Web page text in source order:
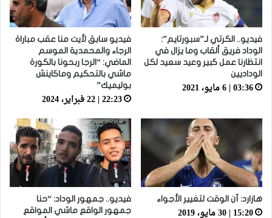
فيديو.. الكرتي لـ”سبورتايم”:
الوداد فريق ألقاب وما يزال في
انتظارنا عمل كبير وعيد سعيد لكل
الوداديين
03:36 | 6 مايو، 2021
فيديو سابق لأيت منا عقب مباراة
الرجاء والمحمدية الموسم
الماضي: “الرجا ربحونا بالكورة
ماشي بالتحكيم وماكاينش
بوليميك”
22:23 | 22 فبراير، 2024
هازارد: آن الوقت لتغيير الأجواء
15:20 | 30 مايو، 2019
فيديو.. جمهور الوداد: “حنا
جمهور الواقع ماشي المواقع